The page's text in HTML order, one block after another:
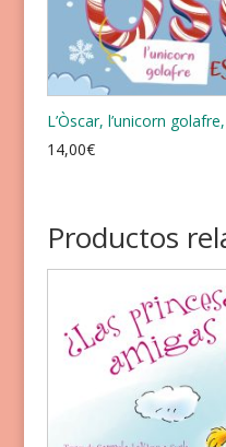
L’Òscar, l’unicorn
14,00€
Productos